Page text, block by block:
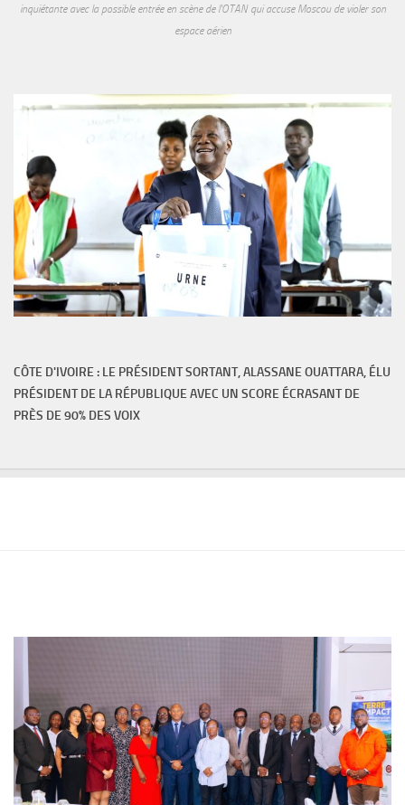
inquiétante avec la possible entrée en scène de l'OTAN qui accuse Moscou de violer son
espace aérien
CÔTE D'IVOIRE : LE PRÉSIDENT SORTANT, ALASSANE OUATTARA, ÉLU
PRÉSIDENT DE LA RÉPUBLIQUE AVEC UN SCORE ÉCRASANT DE
PRÈS DE 90% DES VOIX